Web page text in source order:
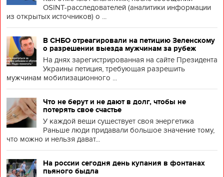
OSINT-расследователей (аналитики информации
из открытых источников) о ...
В СНБО отреагировали на петицию Зеленскому
о разрешении выезда мужчинам за рубеж
На днях зарегистрированная на сайте Президента
Украины петиция, требующая разрешить
мужчинам мобилизационного ...
Что не берут и не дают в долг, чтобы не
потерять свое счастье
У каждой вещи существует своя энергетика
Раньше люди придавали большое значение тому,
что можно и нельзя дават...
На россии сегодня день купания в фонтанах
пьяного быдла